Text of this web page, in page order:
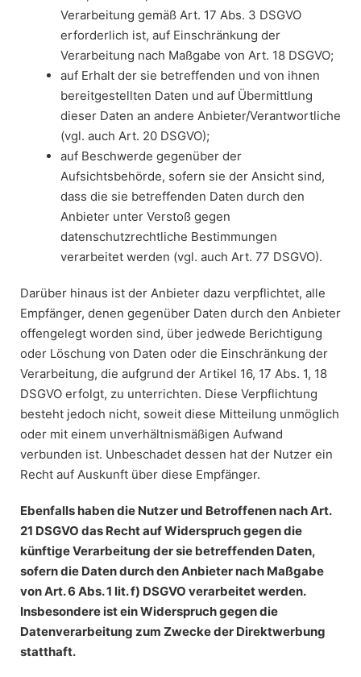
Verarbeitung gemäß Art. 17 Abs. 3 DSGVO
erforderlich ist, auf Einschränkung der
Verarbeitung nach Maßgabe von Art. 18 DSGVO;
auf Erhalt der sie betreffenden und von ihnen
bereitgestellten Daten und auf Übermittlung
dieser Daten an andere Anbieter/Verantwortliche
(vgl. auch Art. 20 DSGVO);
auf Beschwerde gegenüber der
Aufsichtsbehörde, sofern sie der Ansicht sind,
dass die sie betreffenden Daten durch den
Anbieter unter Verstoß gegen
datenschutzrechtliche Bestimmungen
verarbeitet werden (vgl. auch Art. 77 DSGVO).
Darüber hinaus ist der Anbieter dazu verpflichtet, alle
Empfänger, denen gegenüber Daten durch den Anbieter
offengelegt worden sind, über jedwede Berichtigung
oder Löschung von Daten oder die Einschränkung der
Verarbeitung, die aufgrund der Artikel 16, 17 Abs. 1, 18
DSGVO erfolgt, zu unterrichten. Diese Verpflichtung
besteht jedoch nicht, soweit diese Mitteilung unmöglich
oder mit einem unverhältnismäßigen Aufwand
verbunden ist. Unbeschadet dessen hat der Nutzer ein
Recht auf Auskunft über diese Empfänger.
Ebenfalls haben die Nutzer und Betroffenen nach Art.
21 DSGVO das Recht auf Widerspruch gegen die
künftige Verarbeitung der sie betreffenden Daten,
sofern die Daten durch den Anbieter nach Maßgabe
von Art. 6 Abs. 1 lit. f) DSGVO verarbeitet werden.
Insbesondere ist ein Widerspruch gegen die
Datenverarbeitung zum Zwecke der Direktwerbung
statthaft.